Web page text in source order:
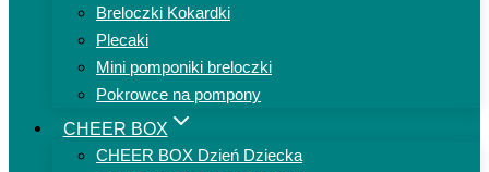
Breloczki Kokardki
Plecaki
Mini pomponiki breloczki
Pokrowce na pompony
CHEER BOX
CHEER BOX Dzień Dziecka